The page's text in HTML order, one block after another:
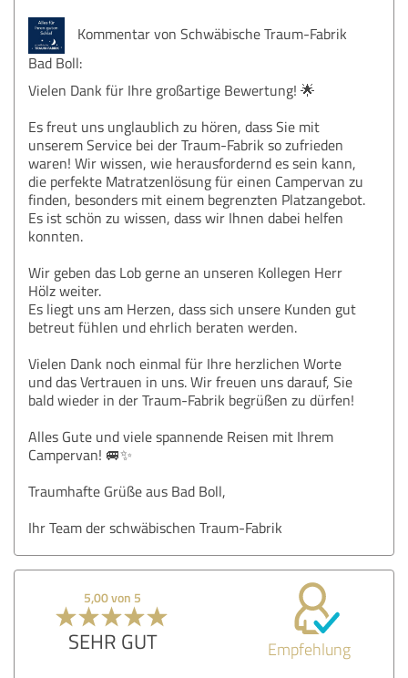
Kommentar von Schwäbische Traum-Fabrik
Bad Boll:
Vielen Dank für Ihre großartige Bewertung! 🌟
Es freut uns unglaublich zu hören, dass Sie mit
unserem Service bei der Traum-Fabrik so zufrieden
waren! Wir wissen, wie herausfordernd es sein kann,
die perfekte Matratzenlösung für einen Campervan zu
finden, besonders mit einem begrenzten Platzangebot.
Es ist schön zu wissen, dass wir Ihnen dabei helfen
konnten.
Wir geben das Lob gerne an unseren Kollegen Herr
Hölz weiter.
Es liegt uns am Herzen, dass sich unsere Kunden gut
betreut fühlen und ehrlich beraten werden.
Vielen Dank noch einmal für Ihre herzlichen Worte
und das Vertrauen in uns. Wir freuen uns darauf, Sie
bald wieder in der Traum-Fabrik begrüßen zu dürfen!
Alles Gute und viele spannende Reisen mit Ihrem
Campervan! 🚐✨
Traumhafte Grüße aus Bad Boll,
Ihr Team der schwäbischen Traum-Fabrik
5,00 von 5
SEHR GUT Empfehlung